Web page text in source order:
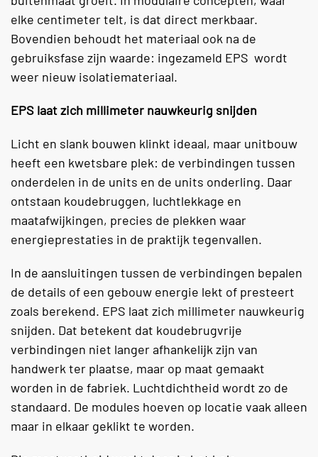
elke centimeter telt, is dat direct merkbaar.
Bovendien behoudt het materiaal ook na de
gebruiksfase zijn waarde: ingezameld EPS wordt
weer nieuw isolatiemateriaal.
EPS laat zich millimeter nauwkeurig snijden
Licht en slank bouwen klinkt ideaal, maar unitbouw
heeft een kwetsbare plek: de verbindingen tussen
onderdelen in de units en de units onderling. Daar
ontstaan koudebruggen, luchtlekkage en
maatafwijkingen, precies de plekken waar
energieprestaties in de praktijk tegenvallen.
In de aansluitingen tussen de verbindingen bepalen
de details of een gebouw energie lekt of presteert
zoals berekend. EPS laat zich millimeter nauwkeurig
snijden. Dat betekent dat koudebrugvrije
verbindingen niet langer afhankelijk zijn van
handwerk ter plaatse, maar op maat gemaakt
worden in de fabriek. Luchtdichtheid wordt zo de
standaard. De modules hoeven op locatie vaak alleen
maar in elkaar geklikt te worden.